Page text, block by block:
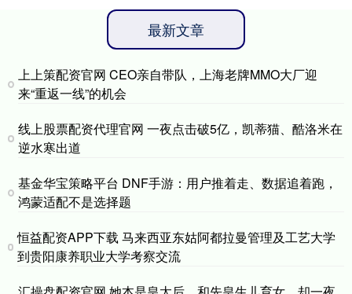
最新文章
上上策配资官网 CEO亲自带队，上海老牌MMO大厂迎
来“重返一线”的机会
线上股票配资代理官网 一夜点击破5亿，凯蒂猫、酷洛米在
逆水寒出道
基金华宝策略平台 DNF手游：用户推着走、数据追着跑，
鸿蒙适配不是选择题
恒益配资APP下载 马来西亚东姑阿都拉曼管理及工艺大学
到贵阳康养职业大学考察交流